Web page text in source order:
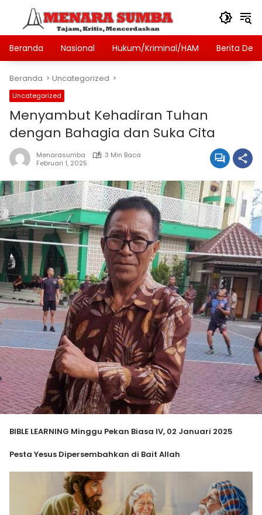
Langsung
konten
Beranda
Nasional Hukum/Kriminal/HAM Berita Desa
Beranda Uncategorized
Uncategorized
Menyambut Kehadiran Tuhan
dengan Bahagia dan Suka Cita
Menarasumba
3 Min Baca
Februari 1, 2025
BIBLE LEARNING Minggu Pekan Biasa IV, 02 Januari 2025
Pesta Yesus Dipersembahkan di Bait Allah